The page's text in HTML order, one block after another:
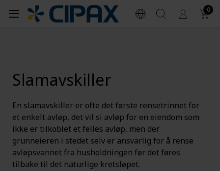
0
Slamavskiller
En slamavskiller er ofte det første rensetrinnet for
et enkelt avløp, det vil si avløp for en eiendom som
ikke er tilkoblet et felles avløp, men der
grunneieren i stedet selv er ansvarlig for å rense
avløpsvannet fra husholdningen før det føres
tilbake til det naturlige kretsløpet.